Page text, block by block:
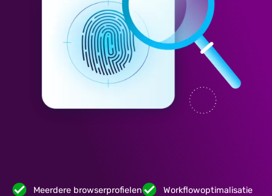
Meerdere browserprofielen
Workflowoptimalisatie